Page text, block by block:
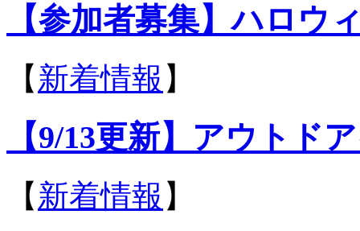
【参加者募集】ハロウ
【 新着情報 】
【9/13更新】アウトド
【 新着情報 】